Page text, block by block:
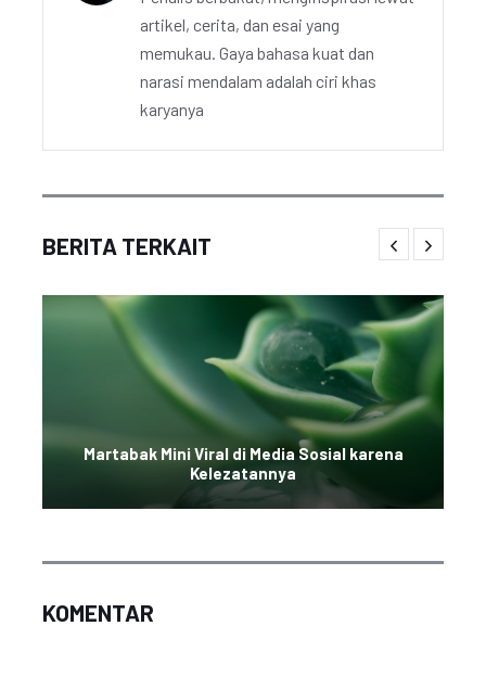
artikel, cerita, dan esai yang
memukau. Gaya bahasa kuat dan
narasi mendalam adalah ciri khas
karyanya
BERITA TERKAIT
Martabak Mini Viral di Media Sosial karena
Kelezatannya
KOMENTAR